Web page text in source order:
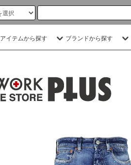
アイテムから探す ブランドから探す